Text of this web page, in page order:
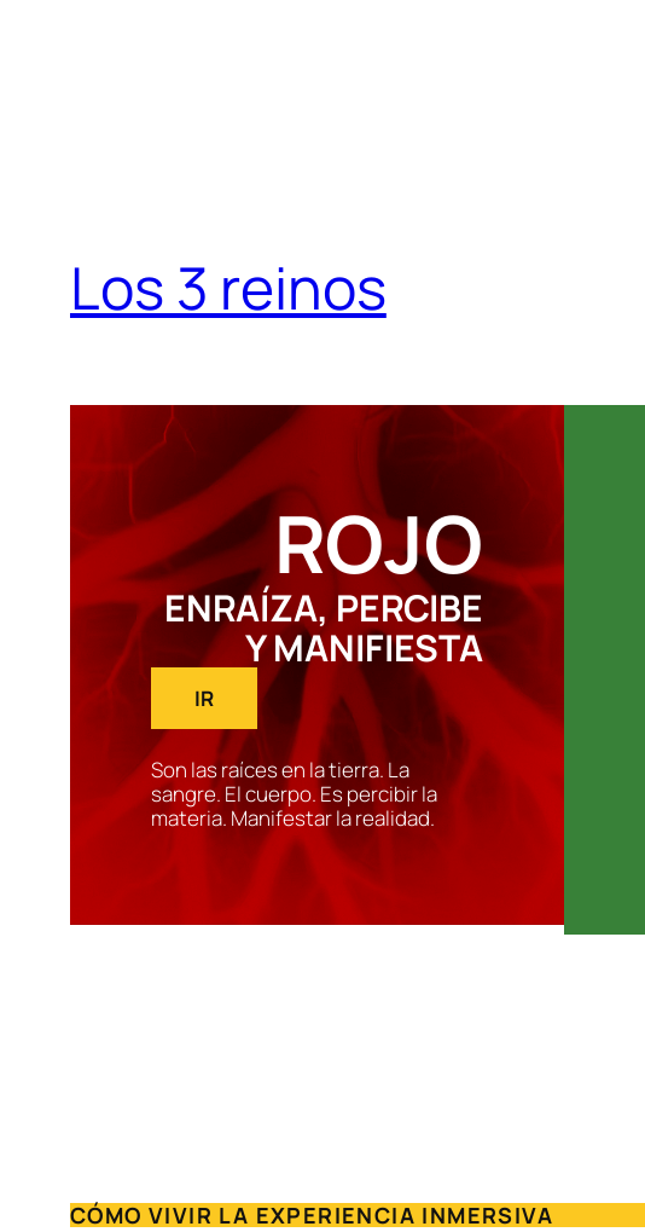
Los 3 reinos
ROJO
ENRAÍZA, PERCIBE
Y MANIFIESTA
IR
Son las raíces en la tierra. La
sangre. El cuerpo. Es percibir la
materia. Manifestar la realidad.
CÓMO VIVIR LA EXPERIENCIA INMERSIVA